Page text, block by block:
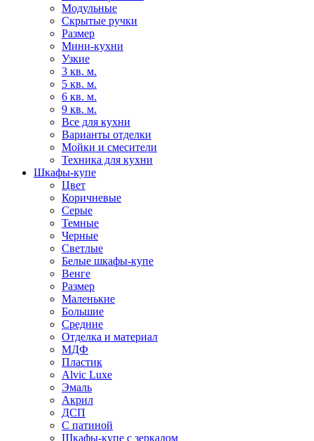
Модульные
Скрытые ручки
Размер
Мини-кухни
Узкие
3 кв. м.
5 кв. м.
6 кв. м.
9 кв. м.
Все для кухни
Варианты отделки
Мойки и смесители
Техника для кухни
Шкафы-купе
Цвет
Коричневые
Серые
Темные
Черные
Светлые
Белые шкафы-купе
Венге
Размер
Маленькие
Большие
Средние
Отделка и материал
МДФ
Пластик
Alvic Luxe
Эмаль
Акрил
ДСП
С патиной
Шкафы-купе с зеркалом